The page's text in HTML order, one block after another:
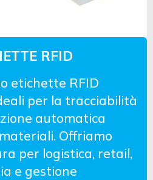
RFID
etichette RFID
per la tracciabilità
automatica
Offriamo
per logistica, retail,
e gestione